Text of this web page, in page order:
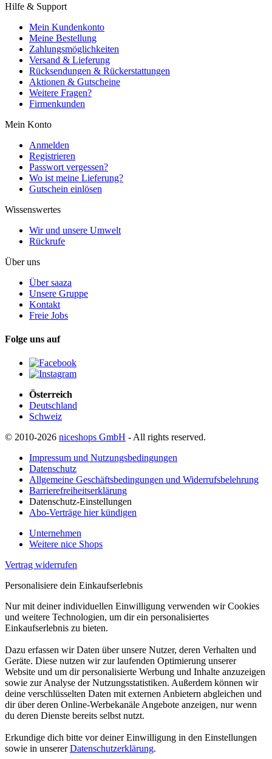
Hilfe & Support
Mein Kundenkonto
Meine Bestellung
Zahlungsmöglichkeiten
Versand & Lieferung
Rücksendungen & Rückerstattungen
Aktionen & Gutscheine
Weitere Fragen?
Firmenkunden
Mein Konto
Anmelden
Registrieren
Passwort vergessen?
Wo ist meine Lieferung?
Gutschein einlösen
Wissenswertes
Wir und unsere Umwelt
Rückrufe
Über uns
Über saaza
Unsere Gruppe
Kontakt
Freie Jobs
Folge uns auf
Österreich
Deutschland
Schweiz
© 2010-2026 niceshops GmbH - All rights reserved.
Impressum und Nutzungsbedingungen
Datenschutz
Allgemeine Geschäftsbedingungen und Widerrufsbelehrung
Barrierefreiheitserklärung
Datenschutz-Einstellungen
Abo-Verträge hier kündigen
Unternehmen
Weitere nice Shops
Vertrag widerrufen
Personalisiere dein Einkaufserlebnis
Nur mit deiner individuellen Einwilligung verwenden wir Cookies
und weitere Technologien, um dir ein personalisiertes
Einkaufserlebnis zu bieten.
Dazu erfassen wir Daten über unsere Nutzer, deren Verhalten und
Geräte. Diese nutzen wir zur laufenden Optimierung unserer
Website und um dir personalisierte Werbung und Inhalte anzuzeigen
sowie zur Analyse der Nutzungsstatistiken. Außerdem können wir
deine verschlüsselten Daten mit externen Anbietern abgleichen und
dir über deren Online-Werbekanäle Angebote anzeigen, nur wenn
du deren Dienste bereits selbst nutzt.
Erkundige dich bitte vor deiner Einwilligung in den Einstellungen
sowie in unsererDatenschutzerklärung.